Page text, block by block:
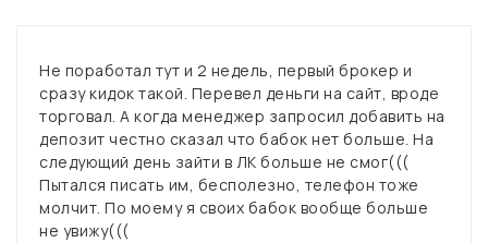
Не поработал тут и 2 недель, первый брокер и
сразу кидок такой. Перевел деньги на сайт, вроде
торговал. А когда менеджер запросил добавить на
депозит честно сказал что бабок нет больше. На
следующий день зайти в ЛК больше не смог(((
Пытался писать им, бесполезно, телефон тоже
молчит. По моему я своих бабок вообще больше
не увижу(((